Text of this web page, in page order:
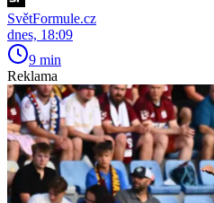
SvětFormule.cz
dnes, 18:09
9 min
Reklama